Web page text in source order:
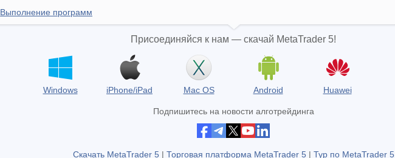
Выполнение программ
Присоединяйся к нам — скачай MetaTrader 5!
Windows iPhone/iPad Mac OS Android Huawei
Подпишитесь на новости алготрейдинга
Скачать MetaTrader 5| Торговая платформа MetaTrader 5| Тур по MetaTrader 5